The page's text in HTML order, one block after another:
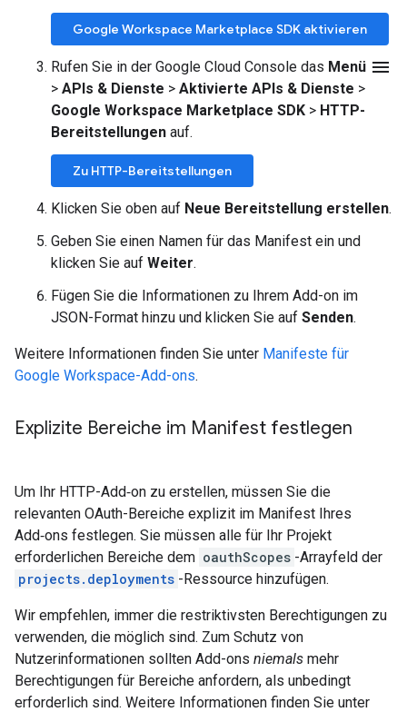
Google Workspace Marketplace SDK aktivieren
Rufen Sie in der Google Cloud Console das Menü menu
> APIs & Dienste > Aktivierte APIs & Dienste >
Google Workspace Marketplace SDK > HTTP-
Bereitstellungen auf.
Zu HTTP-Bereitstellungen
Klicken Sie oben auf Neue Bereitstellung erstellen.
Geben Sie einen Namen für das Manifest ein und
klicken Sie auf Weiter.
Fügen Sie die Informationen zu Ihrem Add-on im
JSON-Format hinzu und klicken Sie auf Senden.
Weitere Informationen finden Sie unter Manifeste für
Google Workspace-Add-ons.
Explizite Bereiche im Manifest festlegen
Um Ihr HTTP-Add‑on zu erstellen, müssen Sie die
relevanten OAuth-Bereiche explizit im Manifest Ihres
Add‑ons festlegen. Sie müssen alle für Ihr Projekt
erforderlichen Bereiche dem oauthScopes -Arrayfeld der
projects.deployments -Ressource hinzufügen.
Wir empfehlen, immer die restriktivsten Berechtigungen zu
verwenden, die möglich sind. Zum Schutz von
Nutzerinformationen sollten Add-ons niemals mehr
Berechtigungen für Bereiche anfordern, als unbedingt
erforderlich sind. Weitere Informationen finden Sie unter